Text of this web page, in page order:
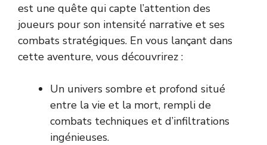
est une quête qui capte l’attention des
joueurs pour son intensité narrative et ses
combats stratégiques. En vous lançant dans
cette aventure, vous découvrirez :
Un univers sombre et profond situé
entre la vie et la mort, rempli de
combats techniques et d’infiltrations
ingénieuses.